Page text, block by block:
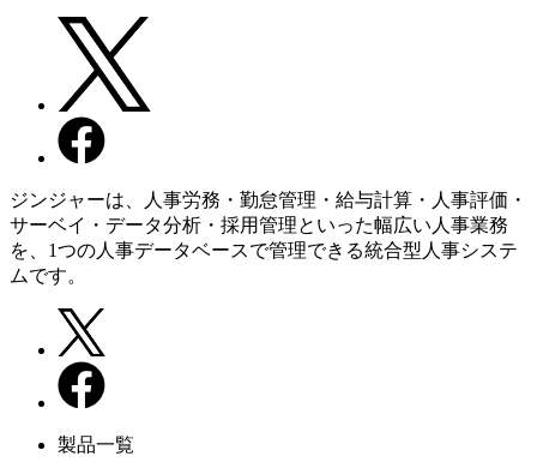
ジンジャーは、人事労務・勤怠管理・給与計算・人事評価・
サーベイ・データ分析・採用管理といった幅広い人事業務
を、1つの人事データベースで管理できる統合型人事システ
ムです。
製品一覧